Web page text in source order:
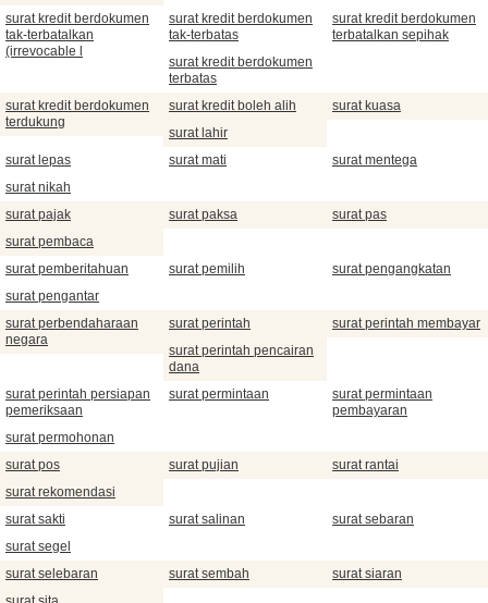
surat kredit berdokumen
tak-terbatalkan
(irrevocable l
surat kredit berdokumen
tak-terbatas
surat kredit berdokumen
terbatalkan sepihak
surat kredit berdokumen
terbatas
surat kredit berdokumen
terdukung
surat kredit boleh alih
surat kuasa
surat lahir
surat lepas
surat mati
surat mentega
surat nikah
surat pajak
surat paksa
surat pas
surat pembaca
surat pemberitahuan
surat pemilih
surat pengangkatan
surat pengantar
surat perbendaharaan
negara
surat perintah
surat perintah membayar
surat perintah pencairan
dana
surat perintah persiapan
pemeriksaan
surat permintaan
surat permintaan
pembayaran
surat permohonan
surat pos
surat pujian
surat rantai
surat rekomendasi
surat sakti
surat salinan
surat sebaran
surat segel
surat selebaran
surat sembah
surat siaran